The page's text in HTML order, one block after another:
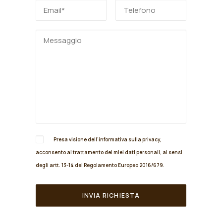
Presa visione dell'informativa sulla privacy,
acconsento al trattamento dei miei dati personali, ai sensi
degli artt. 13-14 del Regolamento Europeo 2016/679.